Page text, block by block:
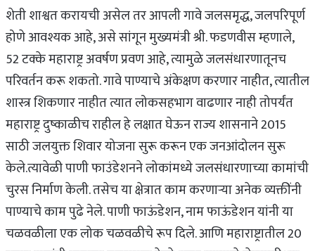
शेती शाश्वत करायची असेल तर आपली गावे जलसमृद्ध, जलपरिपूर्ण
होणे आवश्यक आहे, असे सांगून मुख्यमंत्री श्री. फडणवीस म्हणाले,
52 टक्के महाराष्ट्र अवर्षण प्रवण आहे, त्यामुळे जलसंधारणातूनच
परिवर्तन करू शकतो. गावे पाण्याचे अंकेक्षण करणार नाहीत, त्यातील
शास्त्र शिकणार नाहीत त्यात लोकसहभाग वाढणार नाही तोपर्यंत
महाराष्ट्र दुष्काळीच राहील हे लक्षात घेऊन राज्य शासनाने 2015
साठी जलयुक्त शिवार योजना सुरू करून एक जनआंदोलन सुरू
केले.त्यावेळी पाणी फाउंडेशनने लोकांमध्ये जलसंधारणाच्या कामांची
चुरस निर्माण केली. तसेच या क्षेत्रात काम करणाऱ्या अनेक व्यक्तींनी
पाण्याचे काम पुढे नेले. पाणी फाऊंडेशन, नाम फाऊंडेशन यांनी या
चळवळीला एक लोक चळवळीचे रूप दिले. आणि महाराष्ट्रातील 20